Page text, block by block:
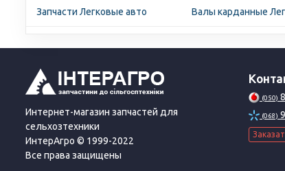
Запчасти Легковые авто Валы карданные
Интернет-магазин запчастей для
сельхозтехники
ИнтерАгро © 1999-2022
Все права защищены
(050)
(068)